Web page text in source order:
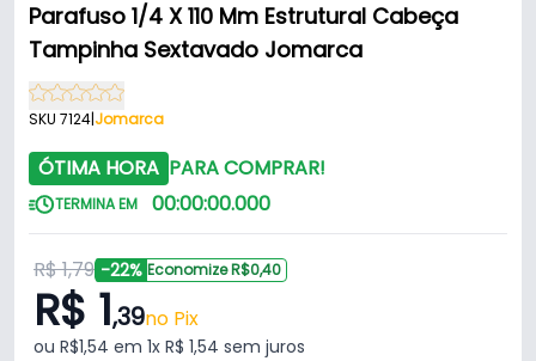
Parafuso 1/4 X 110 Mm Estrutural Cabeça
Tampinha Sextavado Jomarca
SKU 7124|Jomarca
ÓTIMA HORA PARA COMPRAR!
TERMINA EM 00:00:00.000
R$ 1,79 -22% Economize R$0,40
R$ 1,39no Pix
ou R$1,54 em 1x R$ 1,54 sem juros